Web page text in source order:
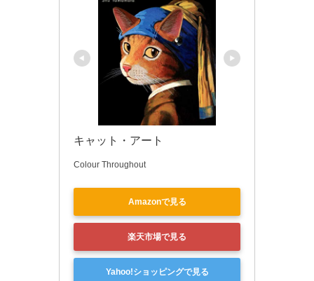
キャット・アート
Colour Throughout
Amazonで見る
楽天市場で見る
Yahoo!ショッピングで見る